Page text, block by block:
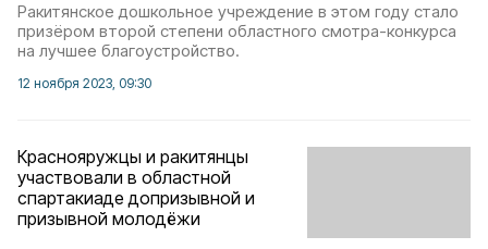
Ракитянское дошкольное учреждение в этом году стало
призёром второй степени областного смотра-конкурса
на лучшее благоустройство.
12 ноября 2023, 09:30
Краснояружцы и ракитянцы
участвовали в областной
спартакиаде допризывной и
призывной молодёжи